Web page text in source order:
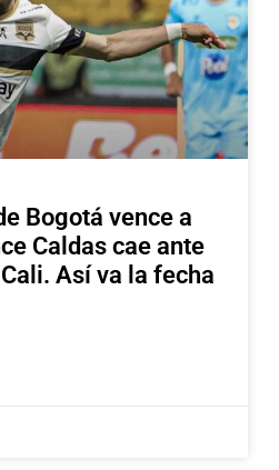
Bogotá vence a
Caldas cae ante
Así va la fecha